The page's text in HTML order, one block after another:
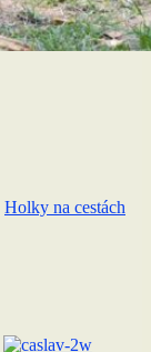
Holky na cestách